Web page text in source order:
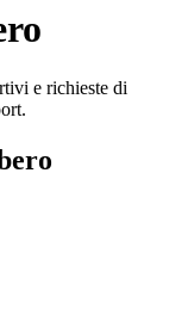
e richieste di